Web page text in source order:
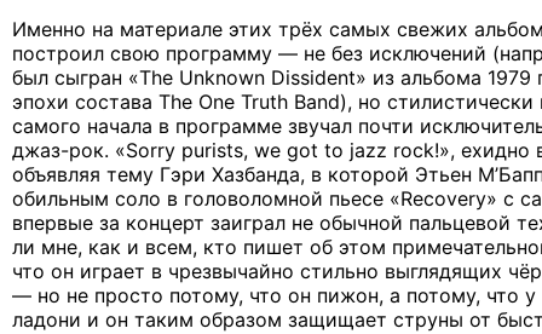
Именно на материале этих трёх самых свежих
построил свою программу — не без исключений
был сыгран «The Unknown Dissident» из альбома 1979
эпохи состава The One Truth Band), но
самого начала в программе звучал почти
джаз-рок. «Sorry purists, we got to jazz rock!», ехидно
объявляя тему Гэри Хазбанда, в которой Этьен
обильным соло в головоломной пьесе «Recovery» с
впервые за концерт заиграл не обычной пальцевой
ли мне, как и всем, кто пишет об этом
что он играет в чрезвычайно стильно выглядящих
— но не просто потому, что он пижон, а потому, что у
ладони и он таким образом защищает струны от